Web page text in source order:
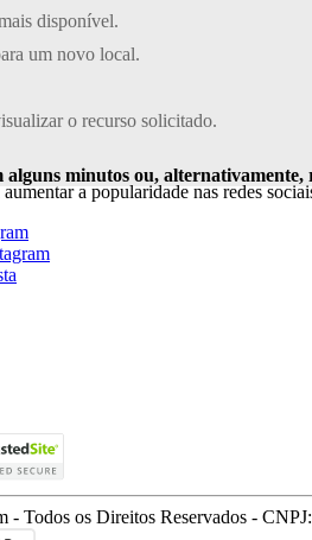
disponível.
um novo local.
o recurso solicitado.
alguns minutos ou,
a popularidade nas redes
- Todos os Direitos Reservados -